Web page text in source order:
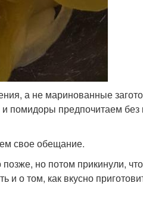
а не маринованные
помидоры предпочитаем без
свое обещание.
но потом прикинули,
о том, как вкусно